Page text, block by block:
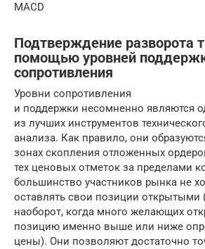
MACD
Подтверждение разворота
помощью уровней
сопротивления
Уровни сопротивления
и поддержки несомненно являются
из лучших инструментов
анализа. Как правило, они
зонах скопления отложенных
тех ценовых отметок за пределами
большинство участников рынка не
оставлять свои позиции открытыми
наоборот, когда много желающих
позицию именно выше или ниже
цены). Они позволяют достаточно